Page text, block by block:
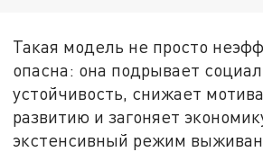
Такая модель не просто
опасна: она подрывает
устойчивость, снижает
развитию и загоняет
экстенсивный режим